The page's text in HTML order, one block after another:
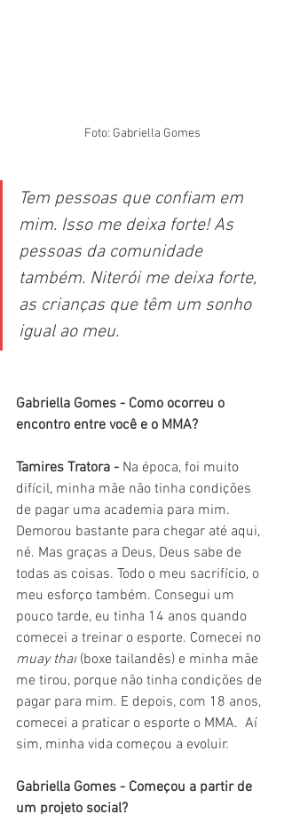
Foto: Gabriella Gomes
Tem pessoas que confiam em
mim. Isso me deixa forte! As
pessoas da comunidade
também. Niterói me deixa forte,
as crianças que têm um sonho
igual ao meu.
Gabriella Gomes - Como ocorreu o
encontro entre você e o MMA?
Tamires Tratora - Na época, foi muito
difícil, minha mãe não tinha condições
de pagar uma academia para mim.
Demorou bastante para chegar até aqui,
né. Mas graças a Deus, Deus sabe de
todas as coisas. Todo o meu sacrifício, o
meu esforço também. Consegui um
pouco tarde, eu tinha 14 anos quando
comecei a treinar o esporte. Comecei no
muay thai (boxe tailandês) e minha mãe
me tirou, porque não tinha condições de
pagar para mim. E depois, com 18 anos,
comecei a praticar o esporte o MMA.  Aí
sim, minha vida começou a evoluir.
Gabriella Gomes - Começou a partir de
um projeto social?